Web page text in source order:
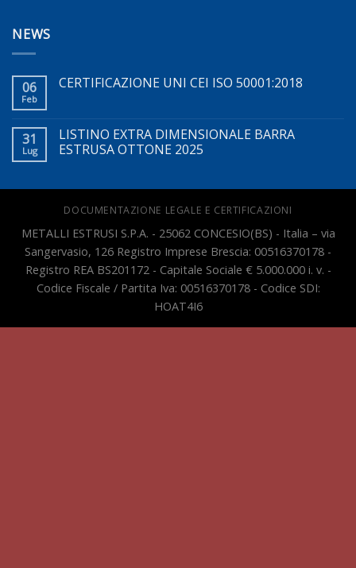
NEWS
06
Feb
CERTIFICAZIONE UNI CEI ISO 50001:2018
31
Lug
LISTINO EXTRA DIMENSIONALE BARRA
ESTRUSA OTTONE 2025
DOCUMENTAZIONE LEGALE E CERTIFICAZIONI
METALLI ESTRUSI S.P.A. - 25062 CONCESIO(BS) - Italia – via
Sangervasio, 126 Registro Imprese Brescia: 00516370178 -
Registro REA BS201172 - Capitale Sociale € 5.000.000 i. v. -
Codice Fiscale / Partita Iva: 00516370178 - Codice SDI:
HOAT4I6